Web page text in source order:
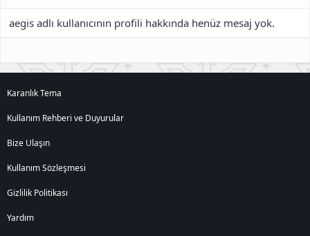
aegis adlı kullanıcının profili hakkında henüz mesaj yok.
Karanlık Tema
Kullanım Rehberi ve Duyurular
Bize Ulaşın
Kullanım Sözleşmesi
Gizlilik Politikası
Yardım